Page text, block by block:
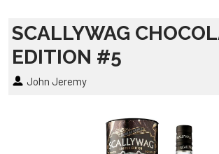
SCALLYWAG
EDITION #5
John Jeremy